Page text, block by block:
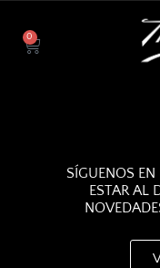
0
SÍGUENOS
ESTAR AL